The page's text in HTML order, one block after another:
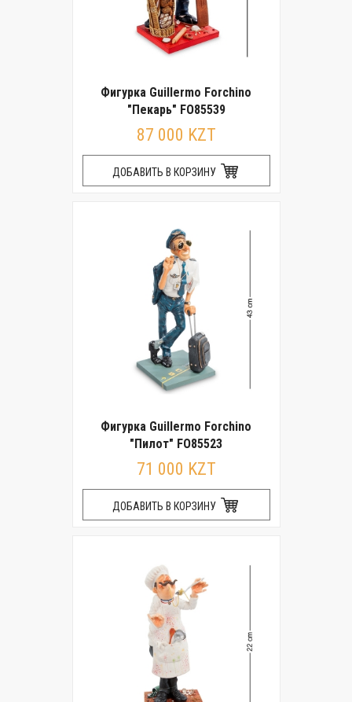
Фигурка Guillermo Forchino
"Пекарь" FO85539
87 000 KZT
ДОБАВИТЬ В КОРЗИНУ
Фигурка Guillermo Forchino
"Пилот" FO85523
71 000 KZT
ДОБАВИТЬ В КОРЗИНУ